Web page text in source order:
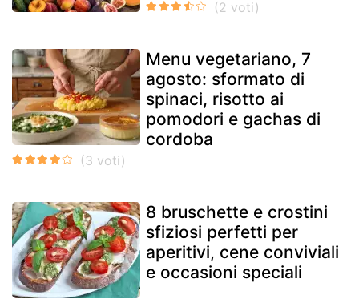
Menu vegetariano, 7
agosto: sformato di
spinaci, risotto ai
pomodori e gachas di
cordoba
8 bruschette e crostini
sfiziosi perfetti per
aperitivi, cene conviviali
e occasioni speciali